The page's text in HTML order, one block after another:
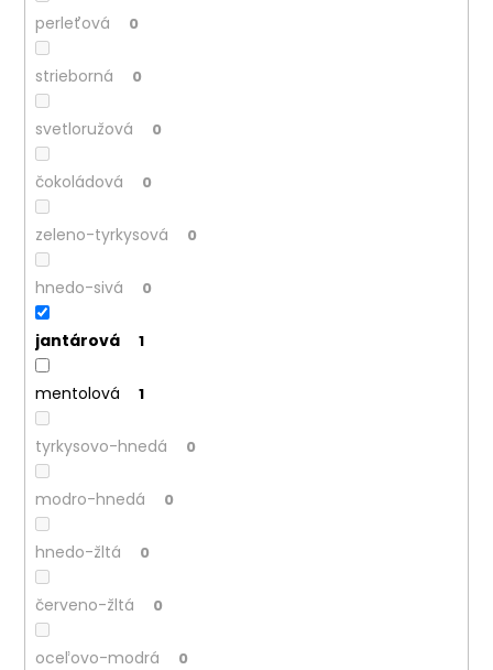
perleťová 0
strieborná 0
svetloružová 0
čokoládová 0
zeleno-tyrkysová 0
hnedo-sivá 0
jantárová 1
mentolová 1
tyrkysovo-hnedá 0
modro-hnedá 0
hnedo-žltá 0
červeno-žltá 0
oceľovo-modrá 0